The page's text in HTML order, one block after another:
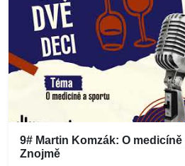
9# Martin Komzák: O
Znojmě